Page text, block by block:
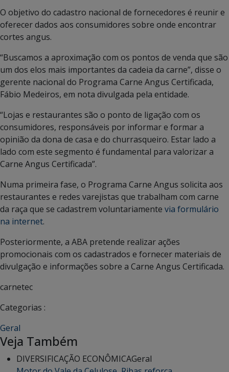
O objetivo do cadastro nacional de fornecedores é reunir e
oferecer dados aos consumidores sobre onde encontrar
cortes angus.
“Buscamos a aproximação com os pontos de venda que são
um dos elos mais importantes da cadeia da carne”, disse o
gerente nacional do Programa Carne Angus Certificada,
Fábio Medeiros, em nota divulgada pela entidade.
“Lojas e restaurantes são o ponto de ligação com os
consumidores, responsáveis por informar e formar a
opinião da dona de casa e do churrasqueiro. Estar lado a
lado com este segmento é fundamental para valorizar a
Carne Angus Certificada”.
Numa primeira fase, o Programa Carne Angus solicita aos
restaurantes e redes varejistas que trabalham com carne
da raça que se cadastrem voluntariamente via formulário
na internet.
Posteriormente, a ABA pretende realizar ações
promocionais com os cadastrados e fornecer materiais de
divulgação e informações sobre a Carne Angus Certificada.
carnetec
Categorias :
Geral
Veja Também
DIVERSIFICAÇÃO ECONÔMICAGeral